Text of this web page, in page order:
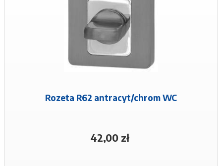
Rozeta R62 antracyt/chrom WC
42,00 zł